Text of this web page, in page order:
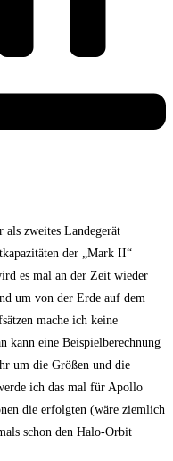
zweites Landegerät
der „Mark II“
es mal an der Zeit wieder
um von der Erde auf dem
mache ich keine
kann eine Beispielberechnung
um die Größen und die
ich das mal für Apollo
die erfolgten (wäre ziemlich
schon den Halo-Orbit